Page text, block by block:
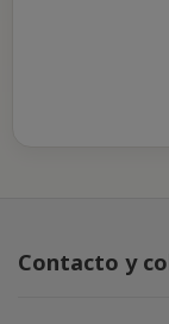
Contacto y